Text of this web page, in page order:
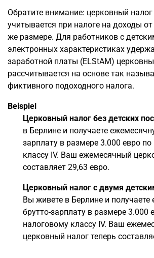
Обратите внимание: церковный
учитывается при налоге на доходы
же размере. Для работников с
электронных характеристиках
заработной платы (ELStAM)
рассчитывается на основе так
фиктивного подоходного налога.
Beispiel
Церковный налог без детских
в Берлине и получаете
зарплату в размере 3.000 евро
классу IV. Ваш ежемесячный
составляет 29,63 евро.
Церковный налог с двумя
Вы живете в Берлине и
брутто-зарплату в размере 3.000
налоговому классу IV. Ваш
церковный налог теперь